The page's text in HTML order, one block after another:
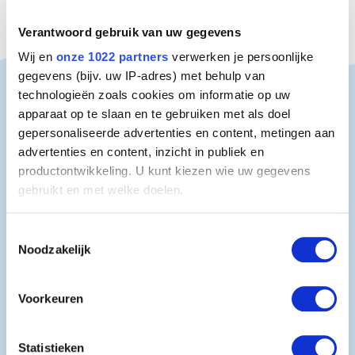
Verantwoord gebruik van uw gegevens
Wij en onze 1022 partners verwerken je persoonlijke
gegevens (bijv. uw IP-adres) met behulp van
technologieën zoals cookies om informatie op uw
apparaat op te slaan en te gebruiken met als doel
gepersonaliseerde advertenties en content, metingen aan
advertenties en content, inzicht in publiek en
productontwikkeling. U kunt kiezen wie uw gegevens
gebruikt en met welke doelen.
Informatie verzamelen over uw geografische
Uw apparaat identificeren door het actief te
scannen op specifieke eigenschappen (fingerprinting)
verwerkt en stel uw voorkeuren in het
detailgedeelte
in.
Noodzakelijk
Voorkeuren
Statistieken
Produits connexes